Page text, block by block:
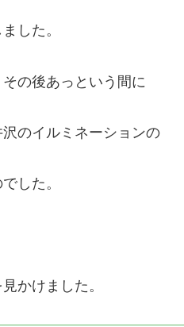
ました。
の後あっという間に
のイルミネーションの
した。
かけました。